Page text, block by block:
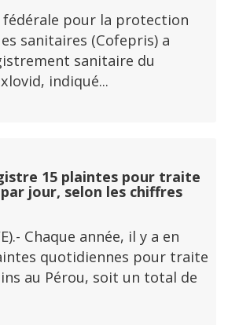
fédérale pour la protection
sanitaires (Cofepris) a
sanitaire du
indiqué...
15 plaintes pour traite
jour, selon les chiffres
Chaque année, il y a en
quotidiennes pour traite
au Pérou, soit un total de